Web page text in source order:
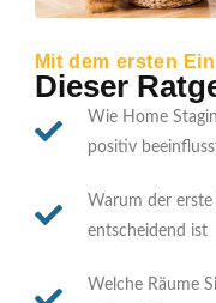
Mit dem ersten
Dieser
Wie Home
positiv
Warum der
entscheidend ist
Welche Räume